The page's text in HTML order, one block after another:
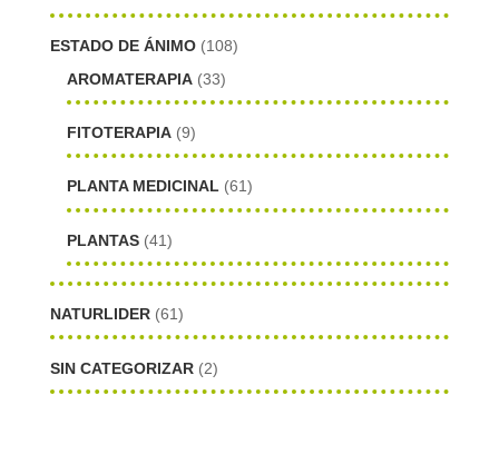
ESTADO DE ÁNIMO (108)
AROMATERAPIA (33)
FITOTERAPIA (9)
PLANTA MEDICINAL (61)
PLANTAS (41)
NATURLIDER (61)
SIN CATEGORIZAR (2)